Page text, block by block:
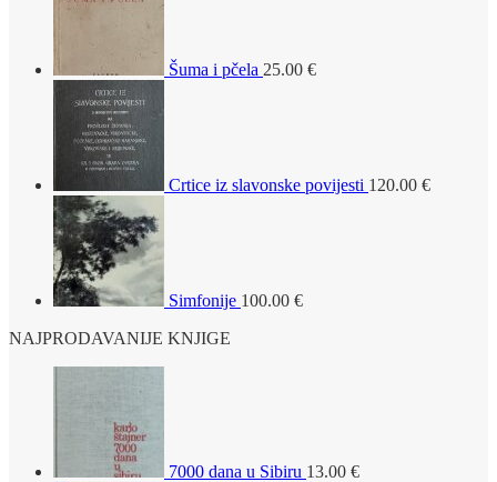
Šuma i pčela 25.00 €
Crtice iz slavonske povijesti 120.00 €
Simfonije 100.00 €
NAJPRODAVANIJE KNJIGE
7000 dana u Sibiru 13.00 €